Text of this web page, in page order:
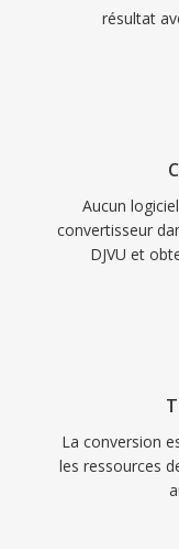
résultat
Aucun
convertisseur
DJVU et
La conversion
les ressources